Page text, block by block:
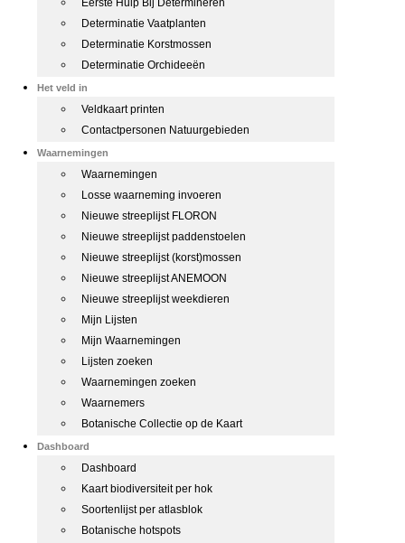
Eerste Hulp Bij Determineren
Determinatie Vaatplanten
Determinatie Korstmossen
Determinatie Orchideeën
Het veld in
Veldkaart printen
Contactpersonen Natuurgebieden
Waarnemingen
Waarnemingen
Losse waarneming invoeren
Nieuwe streeplijst FLORON
Nieuwe streeplijst paddenstoelen
Nieuwe streeplijst (korst)mossen
Nieuwe streeplijst ANEMOON
Nieuwe streeplijst weekdieren
Mijn Lijsten
Mijn Waarnemingen
Lijsten zoeken
Waarnemingen zoeken
Waarnemers
Botanische Collectie op de Kaart
Dashboard
Dashboard
Kaart biodiversiteit per hok
Soortenlijst per atlasblok
Botanische hotspots